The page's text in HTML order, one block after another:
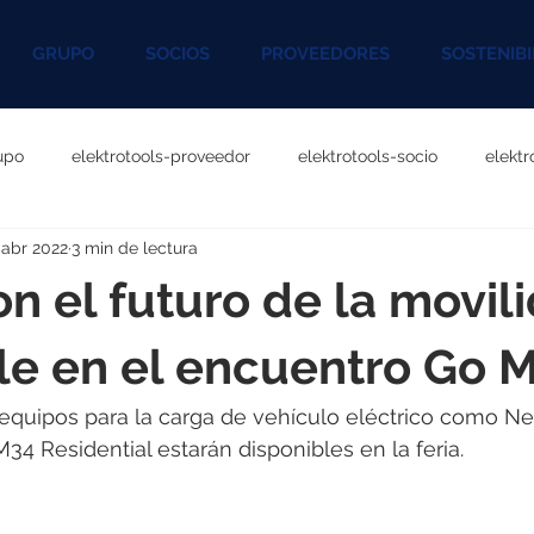
GRUPO SOCIOS PROVEEDORES
elektrotools-proveedor elektrotools-socio
P060000 elektrotools-P027000
P096000 elektrotools-
P046000 elektrotools-P121000 elektrotools-
el futuro de la
en el encuentro Go
2022 3 min de lectura
para la carga de vehículo eléctrico como
Residential estarán disponibles en la feria.